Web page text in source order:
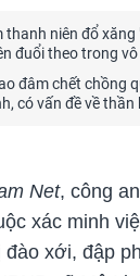
thanh niên đổ xăng
đuổi theo trong
đâm chết chồng
có vấn đề về
Net, công
xác minh
xới, đập